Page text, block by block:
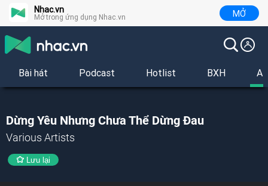
Nhac.vn
Mở trong ứng dụng Nhac.vn MỞ
Bài hát Podcast Hotlist BXH
Dừng Yêu Nhưng Chưa Thể Dừng Đau
Various Artists
Lưu lại